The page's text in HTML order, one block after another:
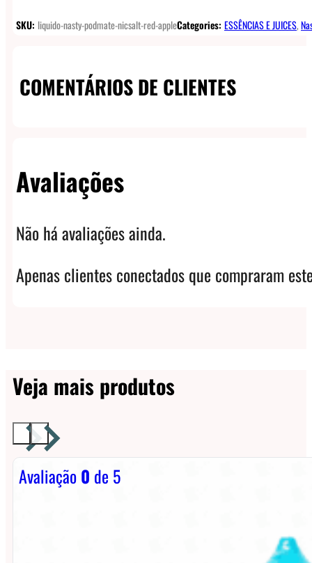
SKU: liquido-nasty-podmate-nicsalt-red-appleCategories: ESSÊNCIAS E JUICES,
COMENTÁRIOS DE CLIENTES
Avaliações
Não há avaliações ainda.
Apenas clientes conectados que compraram
Veja mais produtos
Avaliação0 de 5